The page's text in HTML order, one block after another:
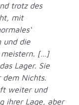
trotz des
mit
und die
meistern. […]
Lager. Sie
dem Nichts.
weiter und
ihrer Lage, aber